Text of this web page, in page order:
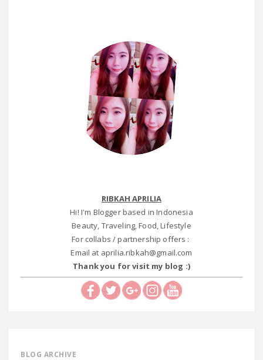
RIBKAH APRILIA
Hi! I'm Blogger based in Indonesia
Beauty, Traveling, Food, Lifestyle
For collabs / partnership offers :
Email at aprilia.ribkah@gmail.com
Thank you for visit my blog :)
BLOG ARCHIVE